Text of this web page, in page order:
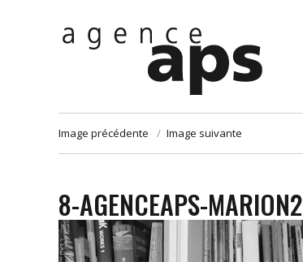
Image précédente Image suivante
8-AGENCEAPS-MARION2